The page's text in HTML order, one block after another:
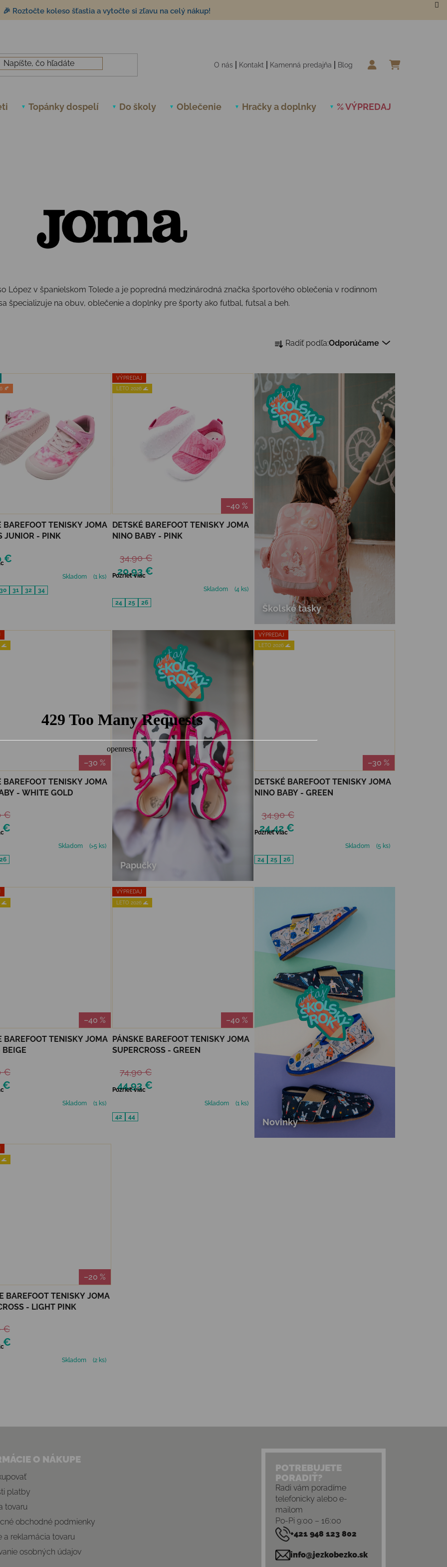
🎉 Roztočte koleso šťastia a vytočte si zľavu na celý nákup!
O nás Kontakt Kamenná predajňa Blog
Topánky dospelí Do školy Oblečenie Hračky a doplnky % VÝPREDAJ
López v španielskom Tolede a je popredná medzinárodná značka športového oblečenia v rodinnom
špecializuje na obuv, oblečenie a doplnky pre športy ako futbal, futsal a beh.
Radiť podľa:Odporúčame
🍂
BAREFOOT TENISKY JOMA
JUNIOR - PINK
€
Skladom
(1 ks)
30 31 32 34
VÝPREDAJ
LETO 2026 🌊
–40 %
DETSKÉ BAREFOOT TENISKY JOMA
NINO BABY - PINK
20,93 €
34,90 €
Pozrieť viac
Skladom
(4 ks)
24
25 26
Školské tašky
🌊
–30 %
BAREFOOT TENISKY JOMA
- WHITE GOLD
€
€
Skladom
(>5 ks)
26
Papučky
VÝPREDAJ
LETO 2026 🌊
–30 %
DETSKÉ BAREFOOT TENISKY JOMA
NINO BABY - GREEN
24,42 €
34,90 €
Pozrieť viac
Skladom
(5 ks)
24
25 26
🌊
–40 %
BAREFOOT TENISKY JOMA
BEIGE
€
€
Skladom
(1 ks)
VÝPREDAJ
LETO 2026 🌊
–40 %
PÁNSKE BAREFOOT TENISKY JOMA
SUPERCROSS - GREEN
44,93 €
74,90 €
Pozrieť viac
Skladom
(1 ks)
42
44
Novinky
🌊
–20 %
BAREFOOT TENISKY JOMA
- LIGHT PINK
€
€
Skladom
(2 ks)
O NÁKUPE
platby
tovaru
obchodné podmienky
a reklamácia tovaru
osobných údajov
POTREBUJETE
PORADIŤ?
Radi vám poradíme
telefonicky alebo e-
mailom
Po-Pi 9:00 – 16:00
+421 948 123 802
info@jezkobezko.sk